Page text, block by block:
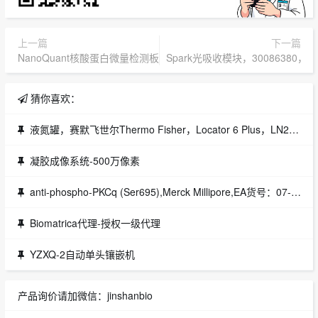
上一篇
NanoQuant核酸蛋白微量检测板，30090510，Tecan代理
下一篇
Spark光吸收模块，30086380，
猜你喜欢：
液氮罐，赛默飞世尔Thermo Fisher，Locator 6 Plus，LN2容量：184L，液氮罐尺寸：660x953mm，订货号CY50985-70代理
凝胶成像系统-500万像素
anti-phospho-PKCq (Ser695),Merck Millipore,EA货号：07-884
Biomatrica代理-授权一级代理
YZXQ-2自动单头镶嵌机
产品询价请加微信：jinshanbio